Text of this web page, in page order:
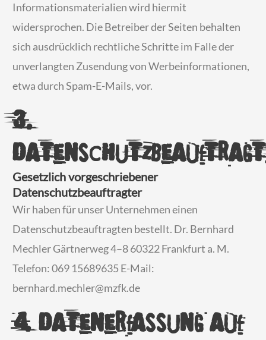
Informationsmaterialien wird hiermit
widersprochen. Die Betreiber der Seiten behalten
sich ausdrücklich rechtliche Schritte im Falle der
unverlangten Zusendung von Werbeinformationen,
etwa durch Spam-E-Mails, vor.
3.
Gesetzlich vorgeschriebener
Datenschutzbeauftragter
Wir haben für unser Unternehmen einen
Datenschutzbeauftragten bestellt. Dr. Bernhard
Mechler Gärtnerweg 4–8 60322 Frankfurt a. M.
Telefon: 069 15689635 E-Mail:
bernhard.mechler@mzfk.de
4. Datenerfassung auf